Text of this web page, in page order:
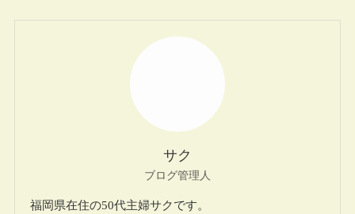
サク
ブログ管理人
福岡県在住の50代主婦サクです。